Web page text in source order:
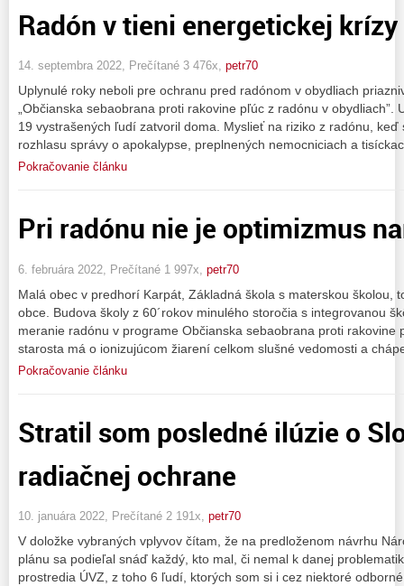
Radón v tieni energetickej krízy
14. septembra 2022, Prečítané 3 476x, petr70
Uplynulé roky neboli pre ochranu pred radónom v obydliach
„Občianska sebaobrana proti rakovine pľúc z radónu v obydliach”.
19 vystrašených ľudí zatvoril doma. Myslieť na riziko z radónu, keď
rozhlasu správy o apokalypse, preplnených nemocniciach a
Pokračovanie článku
Pri radónu nie je optimizmus
6. februára 2022, Prečítané 1 997x, petr70
Malá obec v predhorí Karpát, Základná škola s materskou školou,
obce. Budova školy z 60´rokov minulého storočia s integrovanou
meranie radónu v programe Občianska sebaobrana proti rakovine
starosta má o ionizujúcom žiarení celkom slušné vedomosti a
Pokračovanie článku
Stratil som posledné ilúzie o
radiačnej ochrane
10. januára 2022, Prečítané 2 191x, petr70
V doložke vybraných vplyvov čítam, že na predloženom návrhu
plánu sa podieľal snáď každý, kto mal, či nemal k danej
prostredia ÚVZ, z toho 6 ľudí, ktorých som si i cez niektoré